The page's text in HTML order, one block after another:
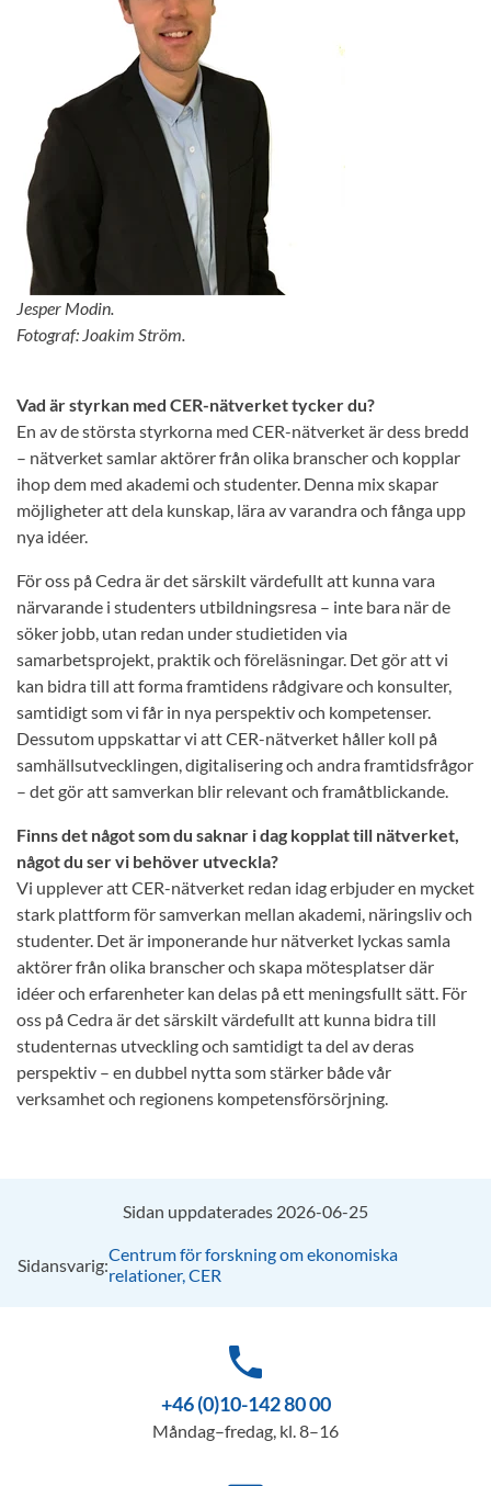
Jesper Modin.
Fotograf: Joakim Ström.
Vad är styrkan med CER-nätverket tycker du?
En av de största styrkorna med CER-nätverket är dess bredd
– nätverket samlar aktörer från olika branscher och kopplar
ihop dem med akademi och studenter. Denna mix skapar
möjligheter att dela kunskap, lära av varandra och fånga upp
nya idéer.
För oss på Cedra är det särskilt värdefullt att kunna vara
närvarande i studenters utbildningsresa – inte bara när de
söker jobb, utan redan under studietiden via
samarbetsprojekt, praktik och föreläsningar. Det gör att vi
kan bidra till att forma framtidens rådgivare och konsulter,
samtidigt som vi får in nya perspektiv och kompetenser.
Dessutom uppskattar vi att CER-nätverket håller koll på
samhällsutvecklingen, digitalisering och andra framtidsfrågor
– det gör att samverkan blir relevant och framåtblickande.
Finns det något som du saknar i dag kopplat till nätverket,
något du ser vi behöver utveckla?
Vi upplever att CER-nätverket redan idag erbjuder en mycket
stark plattform för samverkan mellan akademi, näringsliv och
studenter. Det är imponerande hur nätverket lyckas samla
aktörer från olika branscher och skapa mötesplatser där
idéer och erfarenheter kan delas på ett meningsfullt sätt. För
oss på Cedra är det särskilt värdefullt att kunna bidra till
studenternas utveckling och samtidigt ta del av deras
perspektiv – en dubbel nytta som stärker både vår
verksamhet och regionens kompetensförsörjning.
Sidan uppdaterades 2026-06-25
Sidansvarig:Centrum för forskning om ekonomiska
relationer, CER
phone
+46 (0)10-142 80 00
Måndag–fredag, kl. 8–16